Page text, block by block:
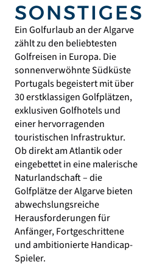
SONSTIGES
Ein Golfurlaub an der Algarve
zählt zu den beliebtesten
Golfreisen in Europa. Die
sonnenverwöhnte Südküste
Portugals begeistert mit über
30 erstklassigen Golfplätzen,
exklusiven Golfhotels und
einer hervorragenden
touristischen Infrastruktur.
Ob direkt am Atlantik oder
eingebettet in eine malerische
Naturlandschaft – die
Golfplätze der Algarve bieten
abwechslungsreiche
Herausforderungen für
Anfänger, Fortgeschrittene
und ambitionierte Handicap-
Spieler.